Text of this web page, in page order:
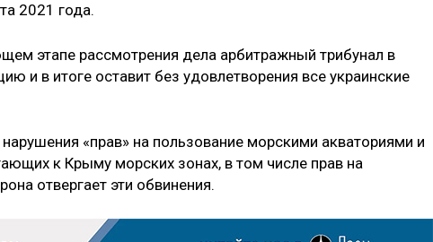
2021 года.
этапе рассмотрения дела арбитражный трибунал в
и в итоге оставит без удовлетворения все украинские
«прав» на пользование морскими акваториями и
к Крыму морских зонах, в том числе прав на
отвергает эти обвинения.